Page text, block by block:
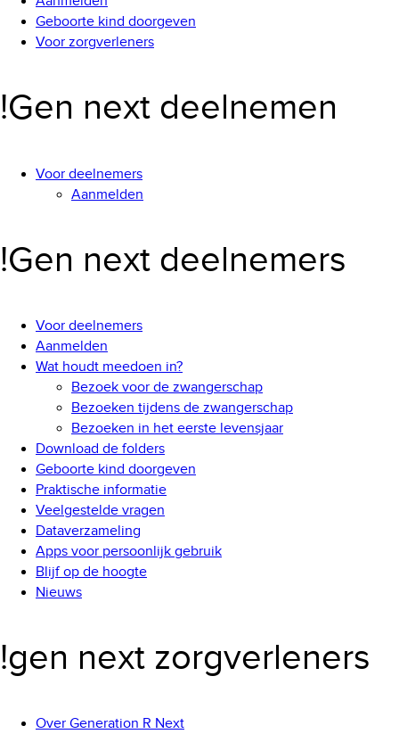
Geboorte kind doorgeven
Voor zorgverleners
!Gen next deelnemen
Voor deelnemers
Aanmelden
!Gen next deelnemers
Voor deelnemers
Aanmelden
Wat houdt meedoen in?
Bezoek voor de zwangerschap
Bezoeken tijdens de zwangerschap
Bezoeken in het eerste levensjaar
Download de folders
Geboorte kind doorgeven
Praktische informatie
Veelgestelde vragen
Dataverzameling
Apps voor persoonlijk gebruik
Blijf op de hoogte
Nieuws
!gen next zorgverleners
Over Generation R Next